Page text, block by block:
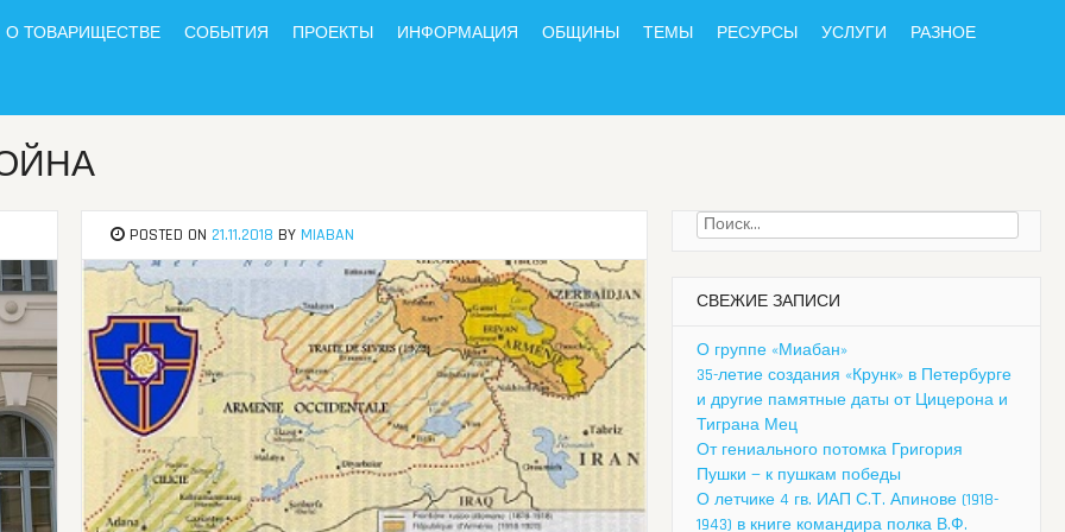
О ТОВАРИЩЕСТВЕ СОБЫТИЯ ПРОЕКТЫ ИНФОРМАЦИЯ ОБЩИНЫ ТЕМЫ РЕСУРСЫ УСЛУГИ РАЗНОЕ
POSTED ON 21.11.2018 BY MIABAN
Найти:
СВЕЖИЕ ЗАПИСИ
О группе «Миабан»
35-летие создания «Крунк» в Петербурге
и другие памятные даты от Цицерона и
Тиграна Мец
От гениального потомка Григория
Пушки — к пушкам победы
О летчике 4 гв. ИАП С.Т. Апинове (1918-
1943) в книге командира полка В.Ф.